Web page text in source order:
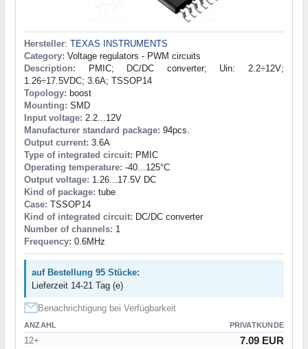
Hersteller: TEXAS INSTRUMENTS
Category: Voltage regulators - PWM circuits
Description: PMIC; DC/DC converter; Uin: 2.2÷12V;
1.26÷17.5VDC; 3.6A; TSSOP14
Topology: boost
Mounting: SMD
Input voltage: 2.2...12V
Manufacturer standard package: 94pcs.
Output current: 3.6A
Type of integrated circuit: PMIC
Operating temperature: -40...125°C
Output voltage: 1.26...17.5V DC
Kind of package: tube
Case: TSSOP14
Kind of integrated circuit: DC/DC converter
Number of channels: 1
Frequency: 0.6MHz
auf Bestellung 95 Stücke:
Lieferzeit 14-21 Tag (e)
Benachrichtigung bei Verfügbarkeit
ANZAHL PRIVATKUNDE
12+ 7.09 EUR